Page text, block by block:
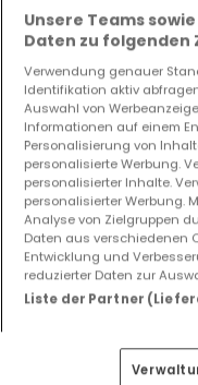
Geschäfte mieten
Restaurants
Hotels mieten
Lagerflächen
Top
Unsere Teams
Daten zu folgenden
Verwendung genauer
Identifikation aktiv
Auswahl von
Informationen auf einem
Personalisierung von
personalisierte Werbung.
personalisierter Inhalte.
personalisierter Werbung.
Analyse von Zielgruppen
Daten aus verschiedenen
Entwicklung und
reduzierter Daten zur
Liste der Partner